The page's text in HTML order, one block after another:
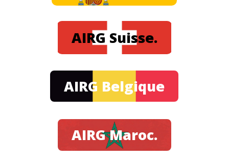
AIRG Suisse.
AIRG Belgique
AIRG Maroc.